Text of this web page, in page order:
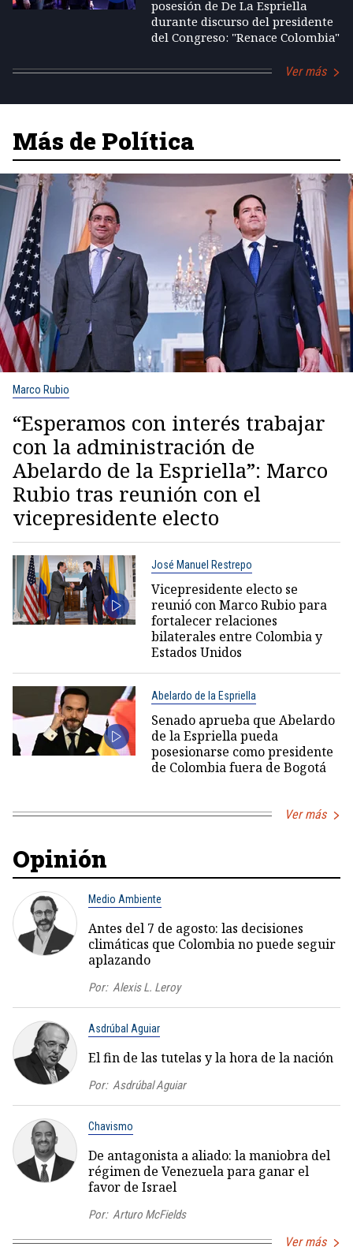
posesión de De La Espriella
durante discurso del presidente
del Congreso: "Renace Colombia"
Ver más
Más de Política
Marco Rubio
“Esperamos con interés trabajar
con la administración de
Abelardo de la Espriella”: Marco
Rubio tras reunión con el
vicepresidente electo
José Manuel Restrepo
Vicepresidente electo se
reunió con Marco Rubio para
fortalecer relaciones
bilaterales entre Colombia y
Estados Unidos
Abelardo de la Espriella
Senado aprueba que Abelardo
de la Espriella pueda
posesionarse como presidente
de Colombia fuera de Bogotá
Ver más
Opinión
Medio Ambiente
Antes del 7 de agosto: las decisiones
climáticas que Colombia no puede seguir
aplazando
Por: Alexis L. Leroy
Asdrúbal Aguiar
El fin de las tutelas y la hora de la nación
Por: Asdrúbal Aguiar
Chavismo
De antagonista a aliado: la maniobra del
régimen de Venezuela para ganar el
favor de Israel
Por: Arturo McFields
Ver más